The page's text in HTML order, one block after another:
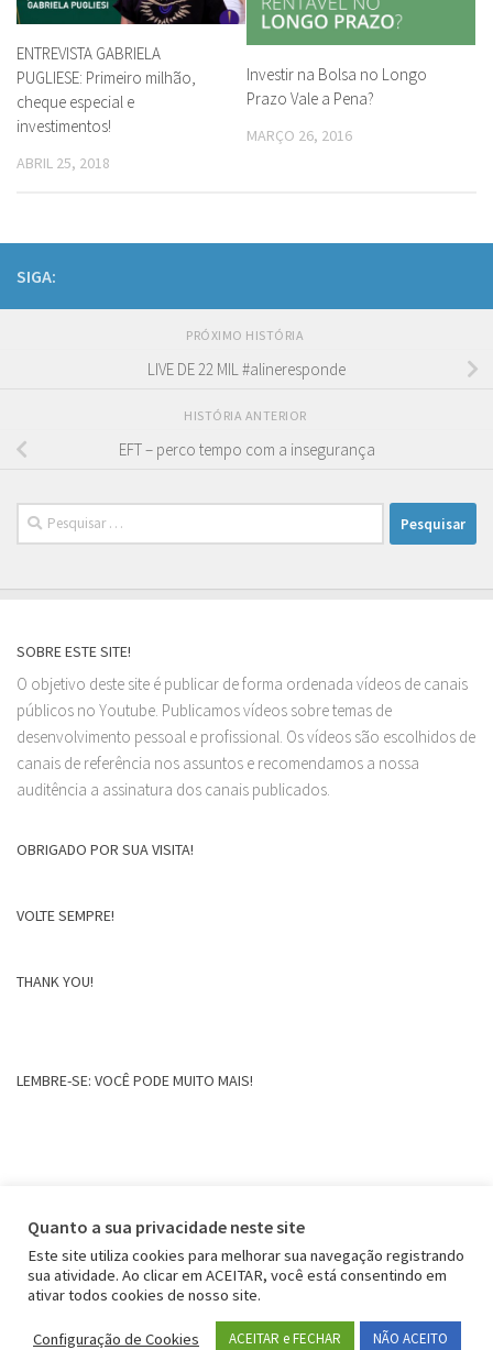
ENTREVISTA GABRIELA
PUGLIESE: Primeiro milhão,
cheque especial e
investimentos!
ABRIL 25, 2018
Investir na Bolsa no Longo
Prazo Vale a Pena?
MARÇO 26, 2016
SIGA:
PRÓXIMO HISTÓRIA
LIVE DE 22 MIL #alineresponde
HISTÓRIA ANTERIOR
EFT – perco tempo com a insegurança
Pesquisar
por:
SOBRE ESTE SITE!
O objetivo deste site é publicar de forma ordenada vídeos de canais
públicos no Youtube. Publicamos vídeos sobre temas de
desenvolvimento pessoal e profissional. Os vídeos são escolhidos de
canais de referência nos assuntos e recomendamos a nossa
auditência a assinatura dos canais publicados.
OBRIGADO POR SUA VISITA!
VOLTE SEMPRE!
THANK YOU!
LEMBRE-SE: VOCÊ PODE MUITO MAIS!
Quanto a sua privacidade neste site
Este site utiliza cookies para melhorar sua navegação registrando
sua atividade. Ao clicar em ACEITAR, você está consentindo em
ativar todos cookies de nosso site.
Configuração de Cookies ACEITAR e FECHAR NÃO ACEITO